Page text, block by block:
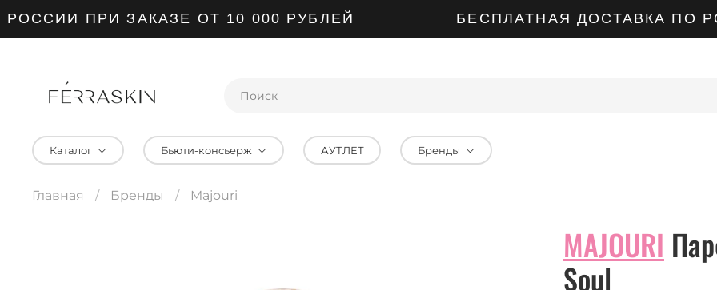
ПРИ ЗАКАЗЕ ОТ 10 000 РУБЛЕЙ БЕСПЛАТНАЯ ДОСТАВКА ПО
Каталог Бьюти-консьерж АУТЛЕТ Бренды
Главная Бренды Majouri
MAJOURI
Soul